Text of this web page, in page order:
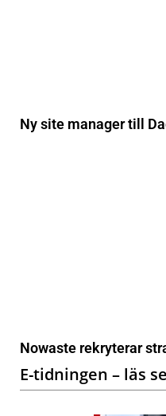
Ny site manager till
Nowaste rekryterar
E-tidningen – läs